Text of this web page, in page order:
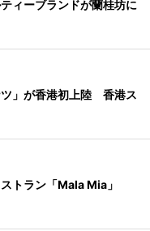
ィーブランドが蘭桂坊に
」が香港初上陸 香港ス
ストラン「Mala Mia」